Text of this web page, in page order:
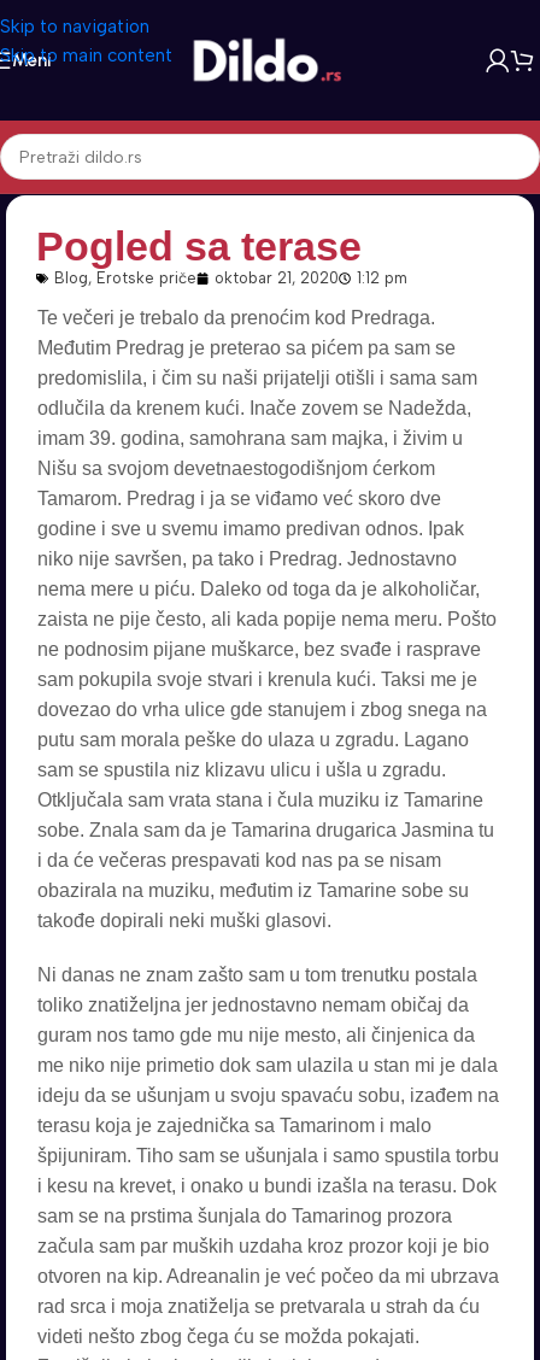
Skip to navigation
Skip to main content
Meni
Pogled sa terase
Blog, Erotske priče oktobar 21, 2020 1:12 pm
Te večeri je trebalo da prenoćim kod Predraga.
Međutim Predrag je preterao sa pićem pa sam se
predomislila, i čim su naši prijatelji otišli i sama sam
odlučila da krenem kući. Inače zovem se Nadežda,
imam 39. godina, samohrana sam majka, i živim u
Nišu sa svojom devetnaestogodišnjom ćerkom
Tamarom. Predrag i ja se viđamo već skoro dve
godine i sve u svemu imamo predivan odnos. Ipak
niko nije savršen, pa tako i Predrag. Jednostavno
nema mere u piću. Daleko od toga da je alkoholičar,
zaista ne pije često, ali kada popije nema meru. Pošto
ne podnosim pijane muškarce, bez svađe i rasprave
sam pokupila svoje stvari i krenula kući. Taksi me je
dovezao do vrha ulice gde stanujem i zbog snega na
putu sam morala peške do ulaza u zgradu. Lagano
sam se spustila niz klizavu ulicu i ušla u zgradu.
Otključala sam vrata stana i čula muziku iz Tamarine
sobe. Znala sam da je Tamarina drugarica Jasmina tu
i da će večeras prespavati kod nas pa se nisam
obazirala na muziku, međutim iz Tamarine sobe su
takođe dopirali neki muški glasovi.
Ni danas ne znam zašto sam u tom trenutku postala
toliko znatiželjna jer jednostavno nemam običaj da
guram nos tamo gde mu nije mesto, ali činjenica da
me niko nije primetio dok sam ulazila u stan mi je dala
ideju da se ušunjam u svoju spavaću sobu, izađem na
terasu koja je zajednička sa Tamarinom i malo
špijuniram. Tiho sam se ušunjala i samo spustila torbu
i kesu na krevet, i onako u bundi izašla na terasu. Dok
sam se na prstima šunjala do Tamarinog prozora
začula sam par muških uzdaha kroz prozor koji je bio
otvoren na kip. Adreanalin je već počeo da mi ubrzava
rad srca i moja znatiželja se pretvarala u strah da ću
videti nešto zbog čega ću se možda pokajati.